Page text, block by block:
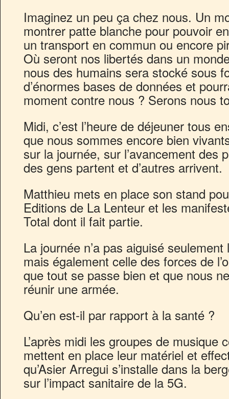
Imaginez un peu ça chez nous. Un
montrer patte blanche pour pouvoir
un transport en commun ou encore
Où seront nos libertés dans un
nous des humains sera stocké sous
d’énormes bases de données et
moment contre nous ? Serons nous
Midi, c’est l’heure de déjeuner tous
que nous sommes encore bien
sur la journée, sur l’avancement des
des gens partent et d’autres arrivent.
Matthieu mets en place son stand
Editions de La Lenteur et les
Total dont il fait partie.
La journée n’a pas aiguisé
mais également celle des forces de
que tout se passe bien et que nous
réunir une armée.
Qu’en est-il par rapport à la santé ?
L’après midi les groupes de musique
mettent en place leur matériel et
qu’Asier Arregui s’installe dans la
sur l’impact sanitaire de la 5G.